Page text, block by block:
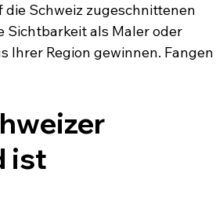
Schweiz zugeschnittenen
Sichtbarkeit als Maler oder
Ihrer Region gewinnen.
ist